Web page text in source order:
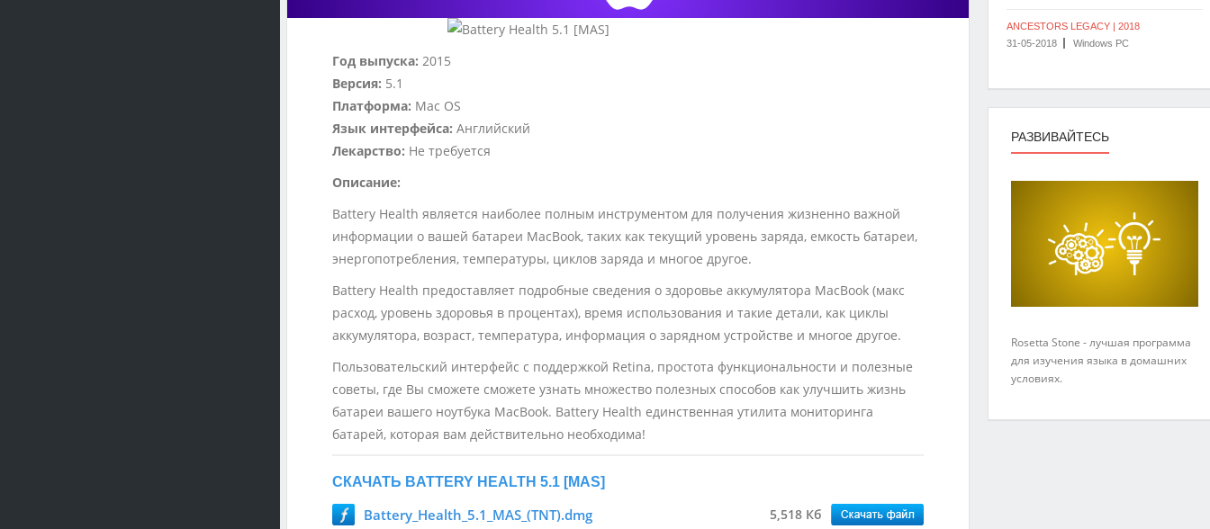
Год выпуска: 2015
Версия: 5.1
Платформа: Mac OS
Язык интерфейса: Английский
Лекарство: Не требуется
Описание:
Battery Health является наиболее полным инструментом для получения жизненно важной
информации о вашей батареи MacBook, таких как текущий уровень заряда, емкость батареи,
энергопотребления, температуры, циклов заряда и многое другое.
Battery Health предоставляет подробные сведения о здоровье аккумулятора MacBook (макс
расход, уровень здоровья в процентах), время использования и такие детали, как циклы
аккумулятора, возраст, температура, информация о зарядном устройстве и многое другое.
Пользовательский интерфейс с поддержкой Retina, простота функциональности и полезные
советы, где Вы сможете сможете узнать множество полезных способов как улучшить жизнь
батареи вашего ноутбука MacBook. Battery Health единственная утилита мониторинга
батарей, которая вам действительно необходима!
СКАЧАТЬ BATTERY HEALTH 5.1 [MAS]
Battery_Health_5.1_MAS_(TNT).dmg 5,518 Кб
ANCESTORS LEGACY | 2018
31-05-2018
Windows PC
РАЗВИВАЙТЕСЬ
Rosetta Stone - лучшая программа
для изучения языка в домашних
условиях.